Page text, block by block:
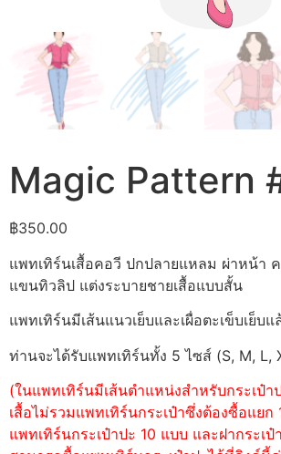
Magic Pattern
฿350.00
แพทเทิร์นเสื้อคอวี ปกปลายแหลม ผ่าหน้า ค
แขนทิวลิป แต่งระบายชายเสื้อแบบสั้น
แพทเทิร์นมีเส้นแนวเย็บและเผื่อตะเข็บเย็บแ
ท่านจะได้รับแพทเทิร์นทั้ง 5 ไซส์ (S, M, L,
(ในแพทเทิร์นมีเส้นตำแหน่งสำหรับกระเป๋
เสื้อไม่รวมแพทเทิร์นกระเป๋าซึ่งต้องซื้อแยก
แพทเทิร์นกระเป๋าปะ 10 แบบ และฝากระเ